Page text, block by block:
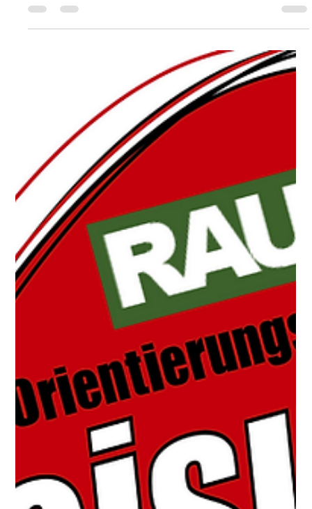
Paul Wohlmuther
5. Juni
0 Min. Lesezeit
Sonnwendfeuer 2026